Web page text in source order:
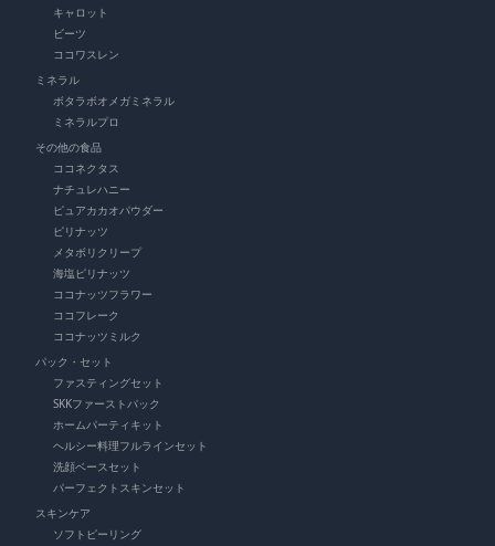
キャロット
ビーツ
ココワスレン
ミネラル
ボタラボオメガミネラル
ミネラルプロ
その他の食品
ココネクタス
ナチュレハニー
ピュアカカオパウダー
ピリナッツ
メタボリクリープ
海塩ピリナッツ
ココナッツフラワー
ココフレーク
ココナッツミルク
パック・セット
ファスティングセット
SKKファーストパック
ホームパーティキット
ヘルシー料理フルラインセット
洗顔ベースセット
パーフェクトスキンセット
スキンケア
ソフトピーリング